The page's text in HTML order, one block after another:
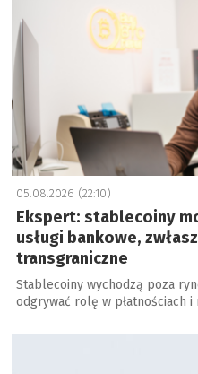
05.08.2026 (22:10)
Ekspert: stablecoiny
usługi bankowe,
transgraniczne
Stablecoiny wychodzą poza
odgrywać rolę w płatnościach
a